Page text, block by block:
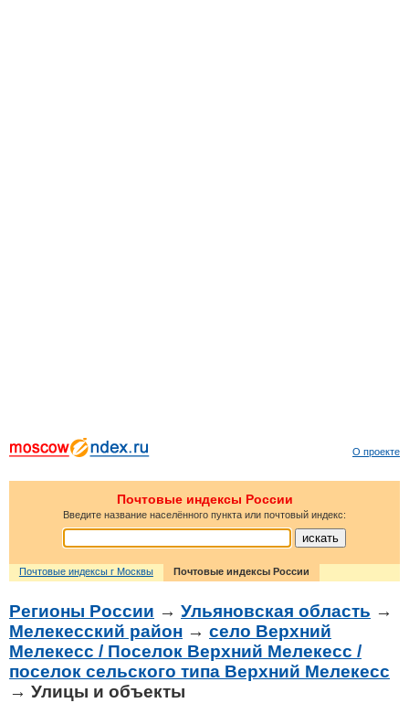
О проекте
Почтовые индексы России
Введите название населённого пункта или почтовый индекс:
Почтовые индексы г Москвы Почтовые индексы России
Регионы России → Ульяновская область →
Мелекесский район → село Верхний
Мелекесс / Поселок Верхний Мелекесс /
поселок сельского типа Верхний Мелекесс
→ Улицы и объекты